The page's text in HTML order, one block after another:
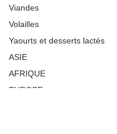
Viandes
Volailles
Yaourts et desserts lactés
ASIE
AFRIQUE
EUROPE